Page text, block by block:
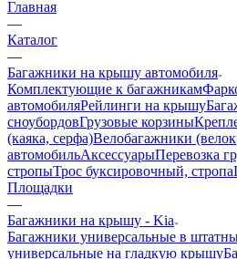
Главная
—
Каталог
—
Багажники на крышу автомобиля
Комплектующие к багажникам
автомобиляРейлинги на крышу
сноубордовГрузовые корзины
(каяка, серфа)Велобагажники
автомобильАксессуарыПеревозка
стропыТрос буксировочный, стропа
Площадки
—
Багажники на крышу - Kia
Багажники универсальные в
универсальные на гладкую крышу